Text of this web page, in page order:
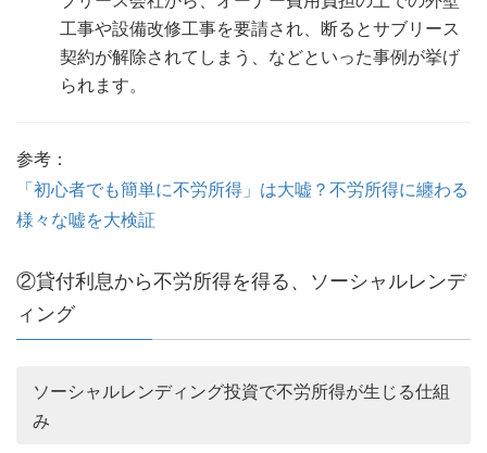
工事や設備改修工事を要請され、断るとサブリース
契約が解除されてしまう、などといった事例が挙げ
られます。
参考：
「初心者でも簡単に不労所得」は大嘘？不労所得に纏わる
様々な嘘を大検証
②貸付利息から不労所得を得る、ソーシャルレンデ
ィング
ソーシャルレンディング投資で不労所得が生じる仕組
み